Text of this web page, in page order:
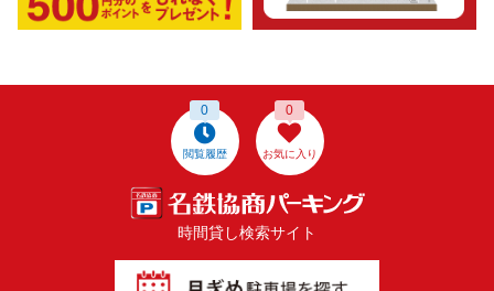
閲覧履歴
0
お気に入り
0
時間貸し検索サイト